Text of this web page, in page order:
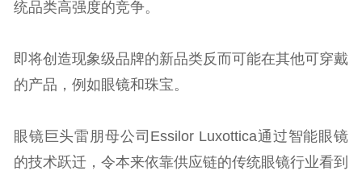
统品类高强度的竞争。
即将创造现象级品牌的新品类反而可能在其他可穿戴
的产品，例如眼镜和珠宝。
眼镜巨头雷朋母公司Essilor Luxottica通过智能眼镜
的技术跃迁，令本来依靠供应链的传统眼镜行业看到